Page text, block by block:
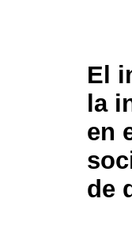
El
la
en
de